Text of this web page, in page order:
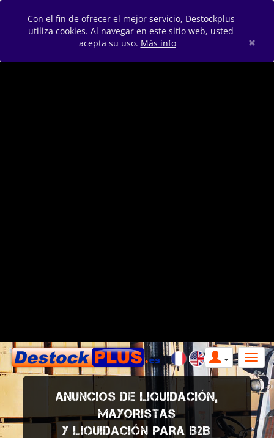
Con el fin de ofrecer el mejor servicio, Destockplus
utiliza cookies. Al navegar en este sitio web, usted
acepta su uso. Más info ×
ANUNCIOS DE LIQUIDACIÓN,
MAYORISTAS
Y LIQUIDACIÓN PARA B2B